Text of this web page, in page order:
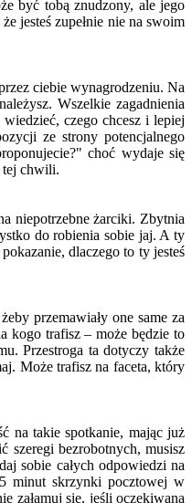
być tobą znudzony, ale jego
jesteś zupełnie nie na swoim
ciebie wynagrodzeniu. Na
Wszelkie zagadnienia
czego chcesz i lepiej
ze strony potencjalnego
choć wydaje się
tej chwili.
niepotrzebne żarciki. Zbytnia
do robienia sobie jaj. A ty
dlaczego to ty jesteś
przemawiały one same za
kogo trafisz – może będzie to
Przestroga ta dotyczy także
Może trafisz na faceta, który
na takie spotkanie, mając już
szeregi bezrobotnych, musisz
sobie całych odpowiedzi na
5 minut skrzynki pocztowej w
załamuj się, jeśli oczekiwana